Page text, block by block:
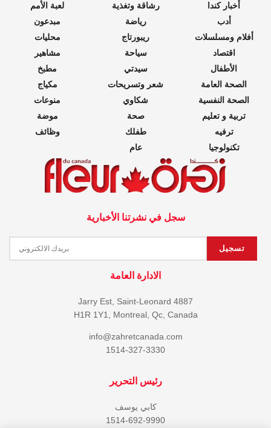
أخبار كندا
أدب
أفلام ومسلسلات
اقتصاد
الأطفال
الصحة العامة
الصحة النفسية
تربية و تعليم
ترفيه
تكنولوجيا
رشاقة وتغذية
رياضة
ريبورتاج
سياحة
سيدتي
شعر وتسريحات
شكاوي
صحة
طفلك
عام
لعبة الأمم
مبدعون
محليات
مشاهير
مطبخ
مكياج
منوعات
موضة
وظائف
سجل في نشرتنا الأخبارية
الادارة العامة
4887 Jarry Est, Saint-Leonard
H1R 1Y1, Montreal, Qc, Canada
info@zahretcanada.com
1514-327-3330
رئيس التحرير
كابي يوسف
1514-692-9990